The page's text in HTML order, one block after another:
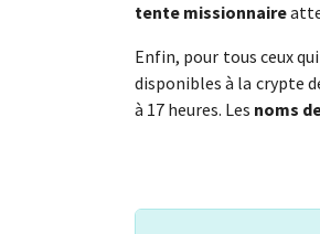
tente missionnaire
Enfin, pour tous ceux
disponibles à la crypte
à 17 heures. Les noms